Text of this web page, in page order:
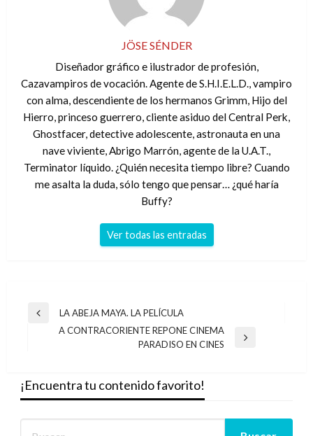
JÖSE SÉNDER
Diseñador gráfico e ilustrador de profesión,
Cazavampiros de vocación. Agente de S.H.I.E.L.D., vampiro
con alma, descendiente de los hermanos Grimm, Hijo del
Hierro, princeso guerrero, cliente asiduo del Central Perk,
Ghostfacer, detective adolescente, astronauta en una
nave viviente, Abrigo Marrón, agente de la U.A.T.,
Terminator líquido. ¿Quién necesita tiempo libre? Cuando
me asalta la duda, sólo tengo que pensar… ¿qué haría
Buffy?
Ver todas las entradas
Navegación
Entrada
anterior
LA ABEJA MAYA. LA PELÍCULA
A CONTRACORIENTE REPONE CINEMA
PARADISO EN CINES
¡Encuentra tu contenido favorito!